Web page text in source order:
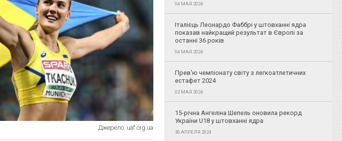
Джерело: uaf.org.ua
04 МАЯ 2024
Італієць Леонардо Фаббрі у штовханні ядра
показав найкращий результат в Європі за
останні 36 років
04 МАЯ 2024
Прев'ю чемпіонату світу з легкоатлетичних
естафет 2024
02 МАЯ 2024
15-річна Ангеліна Шепель оновила рекорд
України U18 у штовханні ядра
30 АПРЕЛЯ 2024